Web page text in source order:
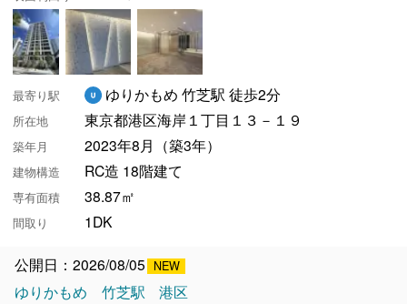
最寄り駅 ゆりかもめ 竹芝駅 徒歩2分
所在地 東京都港区海岸１丁目１３－１９
築年月 2023年8月（築3年）
建物構造 RC造 18階建て
専有面積 38.87㎡
間取り 1DK
公開日：2026/08/05
ゆりかもめ
竹芝駅 港区